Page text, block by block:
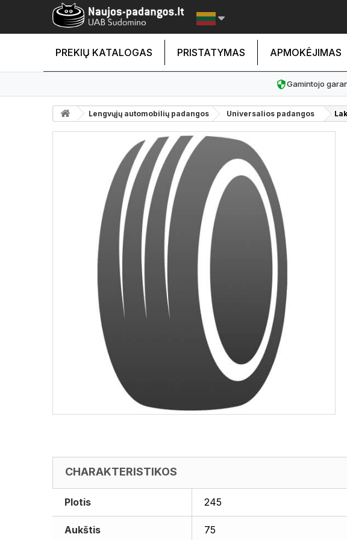
PREKIŲ KATALOGAS PRISTATYMAS APMOKĖJIMAS
Gamintojo
Lengvųjų automobilių padangos Universalios padangos
CHARAKTERISTIKOS
Plotis 245
Aukštis 75